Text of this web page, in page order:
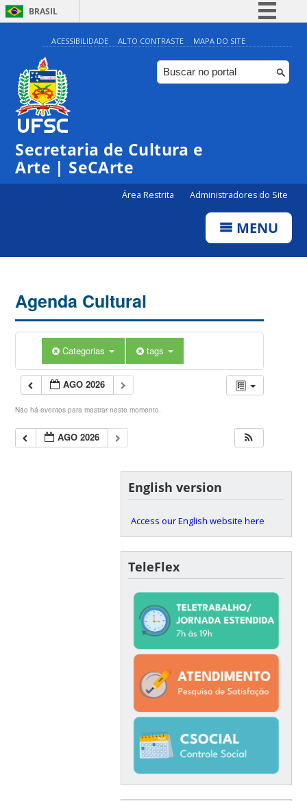
BRASIL
Simplifique!
Comunica BR
Participe
ACESSIBILIDADE ALTO CONTRASTE MAPA DO SITE
Secretaria de Cultura e
Arte | SeCArte
Área Restrita Administradores do Site
MENU
Agenda Cultural
Categorias tags
AGO 2026
Não há eventos para mostrar neste momento.
AGO 2026
English version
Access our English website here
TeleFlex